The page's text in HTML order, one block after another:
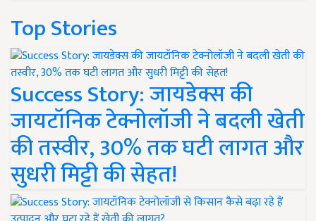
Top Stories
Success Story: जायडेक्स की
जायटॉनिक टेक्नोलॉजी ने बदली खेती
की तस्वीर, 30% तक घटी लागत और
सुधरी मिट्टी की सेहत!